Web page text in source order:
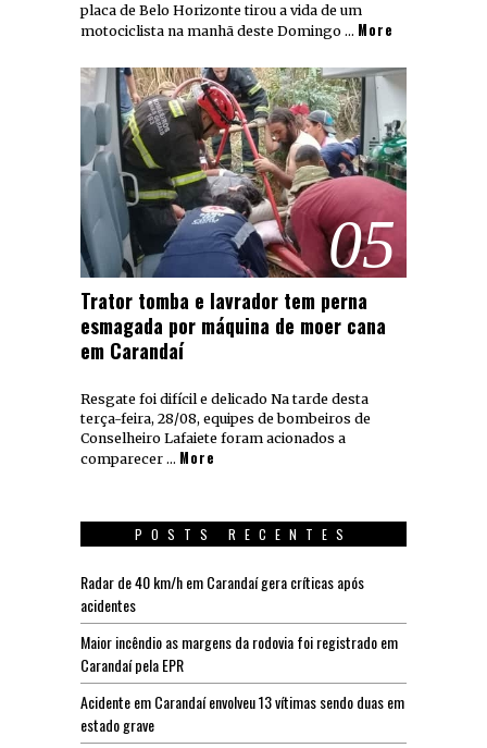
placa de Belo Horizonte tirou a vida de um
motociclista na manhã deste Domingo … More
05
Trator tomba e lavrador tem perna
esmagada por máquina de moer cana
em Carandaí
Resgate foi difícil e delicado Na tarde desta
terça-feira, 28/08, equipes de bombeiros de
Conselheiro Lafaiete foram acionados a
comparecer … More
POSTS RECENTES
Radar de 40 km/h em Carandaí gera críticas após
acidentes
Maior incêndio as margens da rodovia foi registrado em
Carandaí pela EPR
Acidente em Carandaí envolveu 13 vítimas sendo duas em
estado grave